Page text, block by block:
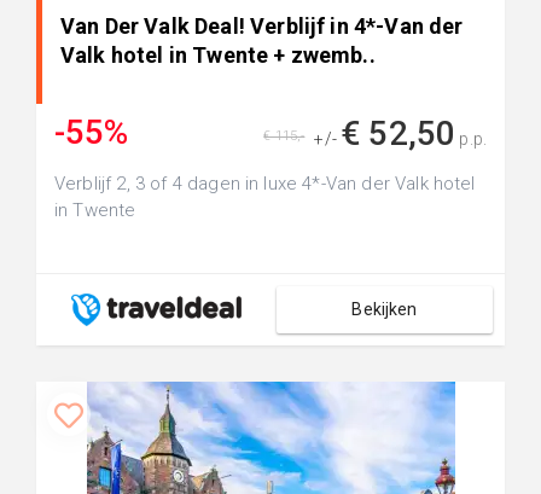
Van Der Valk Deal! Verblijf in 4*-Van der
Valk hotel in Twente + zwemb..
-55% +/- € 52,50 p.p.
€ 115,-
Verblijf 2, 3 of 4 dagen in luxe 4*-Van der Valk hotel
in Twente
Bekijken